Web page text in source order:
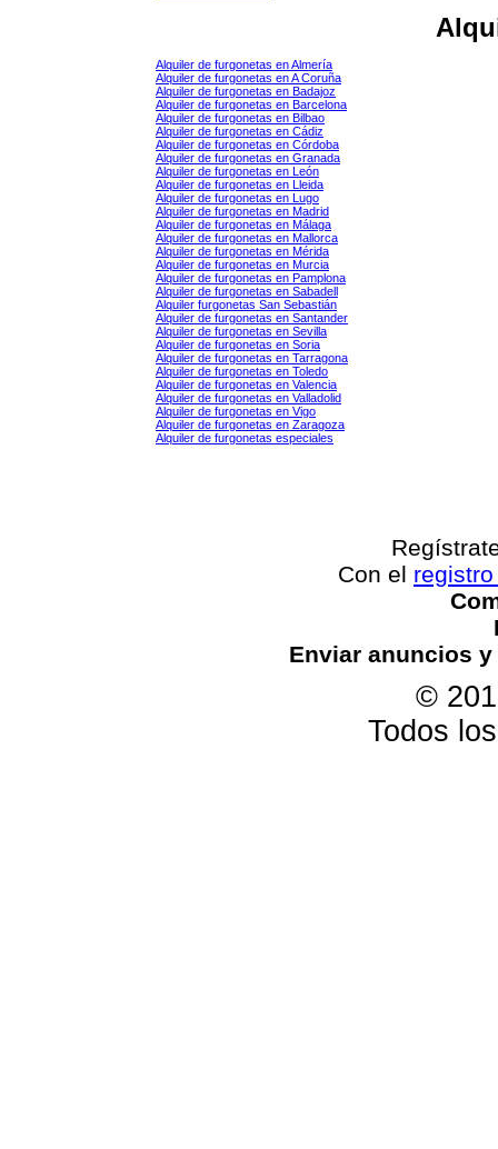
Alquiler de furgonetas en Almería
Alquiler de furgonetas en A Coruña
Alquiler de furgonetas en Badajoz
Alquiler de furgonetas en Barcelona
Alquiler de furgonetas en Bilbao
Alquiler de furgonetas en Cádiz
Alquiler de furgonetas en Córdoba
Alquiler de furgonetas en Granada
Alquiler de furgonetas en León
Alquiler de furgonetas en Lleida
Alquiler de furgonetas en Lugo
Alquiler de furgonetas en Madrid
Alquiler de furgonetas en Málaga
Alquiler de furgonetas en Mallorca
Alquiler de furgonetas en Mérida
Alquiler de furgonetas en Murcia
Alquiler de furgonetas en Pamplona
Alquiler de furgonetas en Sabadell
Alquiler furgonetas San Sebastián
Alquiler de furgonetas en Santander
Alquiler de furgonetas en Sevilla
Alquiler de furgonetas en Soria
Alquiler de furgonetas en Tarragona
Alquiler de furgonetas en Toledo
Alquiler de furgonetas en Valencia
Alquiler de furgonetas en Valladolid
Alquiler de furgonetas en Vigo
Alquiler de furgonetas en Zaragoza
Alquiler de furgonetas especiales
Con el
Enviar anuncios
©
Todos